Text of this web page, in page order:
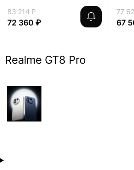
83 214 ₽
72 360 ₽
77
67
Realme GT8 Pro